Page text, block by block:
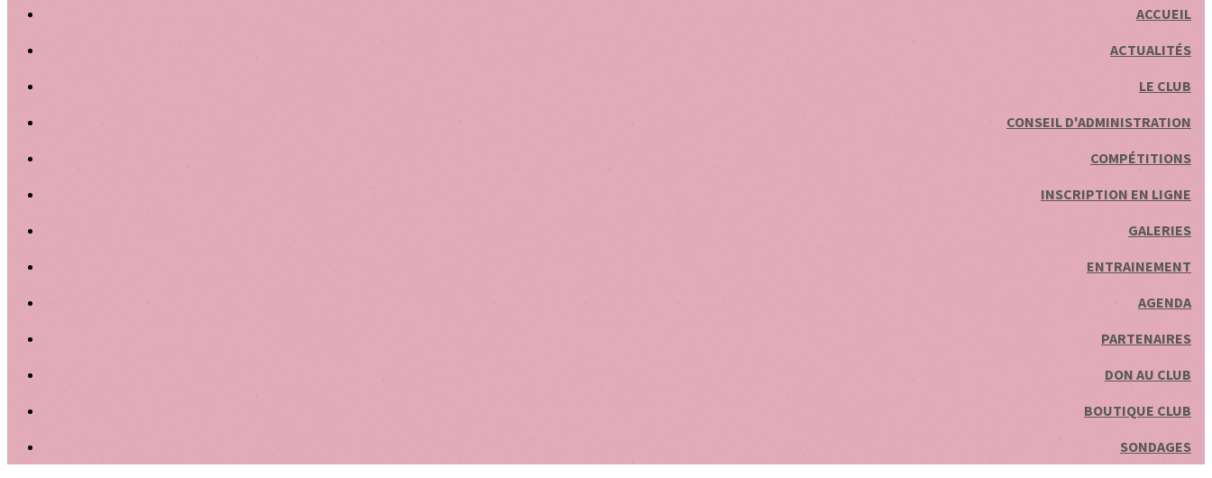
ACCUEIL
ACTUALITÉS
LE CLUB
CONSEIL D'ADMINISTRATION
COMPÉTITIONS
INSCRIPTION EN LIGNE
GALERIES
ENTRAINEMENT
AGENDA
PARTENAIRES
DON AU CLUB
BOUTIQUE CLUB
SONDAGES